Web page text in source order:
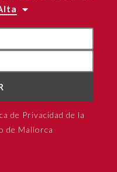
de Privacidad de la
de Mallorca